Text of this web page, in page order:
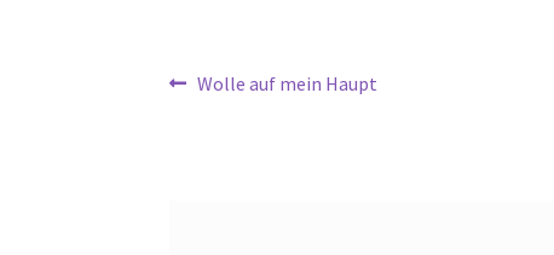
Beitragsnavigation
Vorheriger
Wolle auf mein Haupt